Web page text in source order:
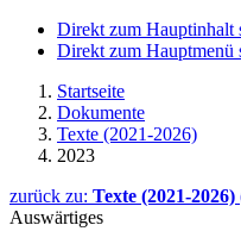
Direkt zum Hauptinhalt
Direkt zum Hauptmenü
Startseite
Dokumente
Texte (2021-2026)
2023
zurück zu: Texte (2021-2026)
Auswärtiges